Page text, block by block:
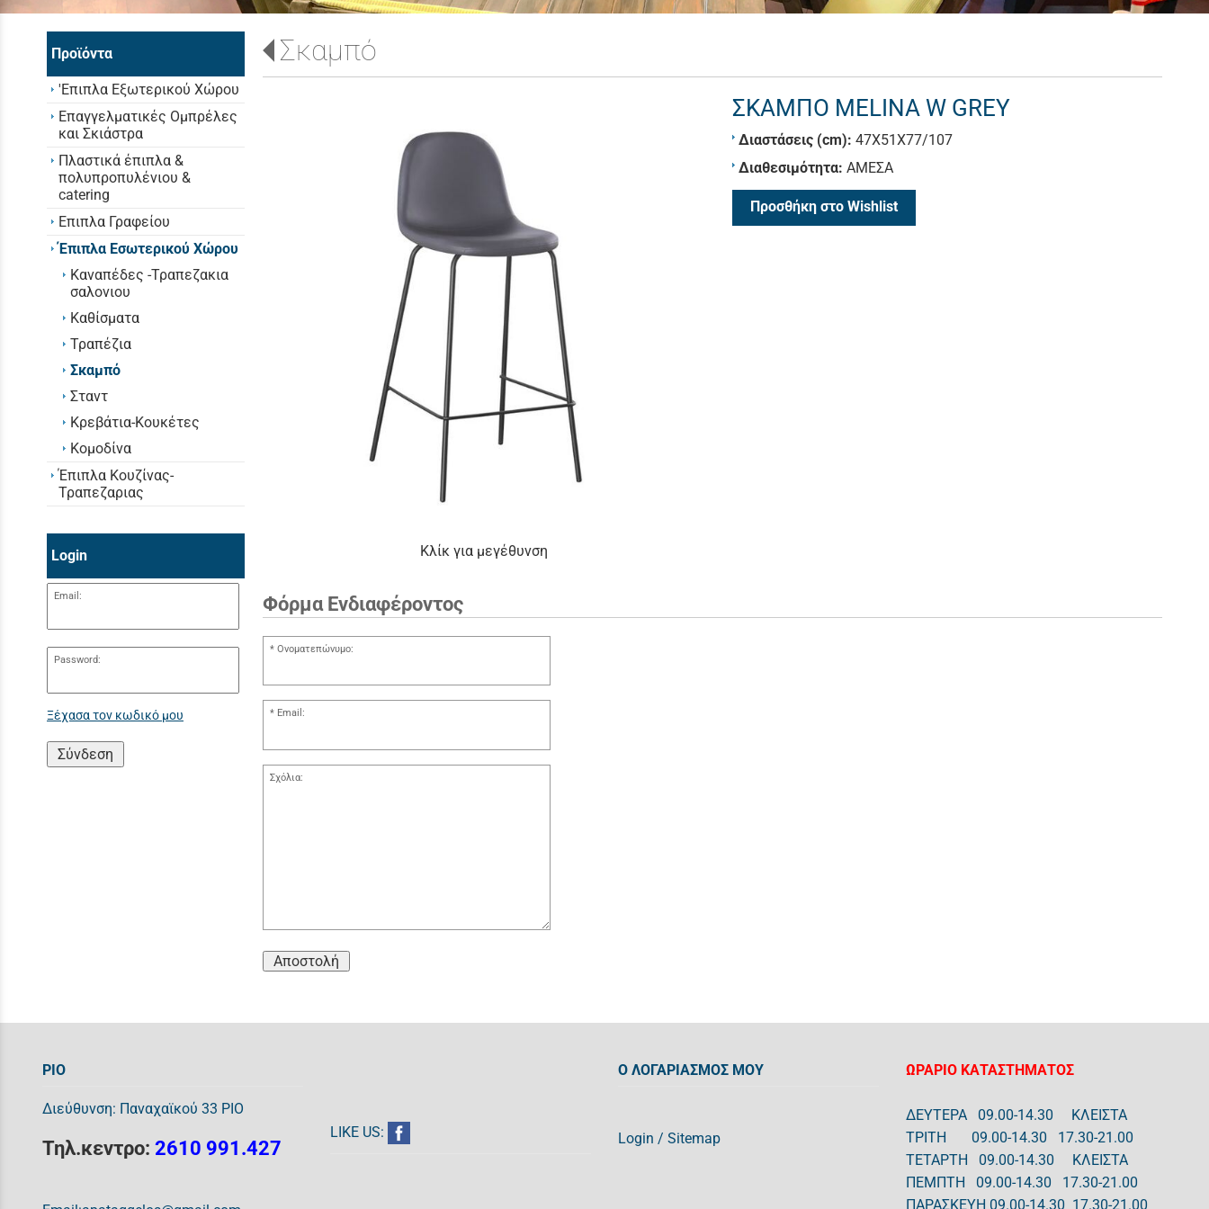
Προϊόντα
'Επιπλα Εξωτερικού Χώρου
Επαγγελματικές Ομπρέλες
και Σκιάστρα
Πλαστικά έπιπλα &
πολυπροπυλένιου &
catering
Επιπλα Γραφείου
Έπιπλα Εσωτερικού Χώρου
Καναπέδες -Τραπεζακια
σαλονιου
Καθίσματα
Τραπέζια
Σκαμπό
Σταντ
Κρεβάτια-Κουκέτες
Κομοδίνα
Έπιπλα Κουζίνας-
Τραπεζαριας
Login
Email:
Password:
Ξέχασα τον κωδικό μου
Σύνδεση
Σκαμπό
Κλίκ για μεγέθυνση
ΣΚΑΜΠΟ MELINA W GREY
Διαστάσεις (cm): 47X51X77/107
Διαθεσιμότητα: ΑΜΕΣΑ
Προσθήκη στο Wishlist
Φόρμα Ενδιαφέροντος
Ονοματεπώνυμο:
Email:
Σχόλια:
Αποστολή
ΡΙΟ
Διεύθυνση: Παναχαϊκού 33 ΡΙΟ
Τηλ.κεντρο: 2610 991.427
LIKE US:
Ο ΛΟΓΑΡΙΑΣΜΟΣ ΜΟΥ
Login / Sitemap
ΩΡΑΡΙΟ ΚΑΤΑΣΤΗΜΑΤΟΣ
ΔΕΥΤΕΡΑ 09.00-14.30 ΚΛΕΙΣΤΑ
ΤΡΙΤΗ 09.00-14.30 17.30-21.00
ΤΕΤΑΡΤΗ 09.00-14.30 ΚΛΕΙΣΤΑ
ΠΕΜΠΤΗ 09.00-14.30 17.30-21.00
ΠΑΡΑΣΚΕΥΗ 09.00-14.30 17.30-21.00